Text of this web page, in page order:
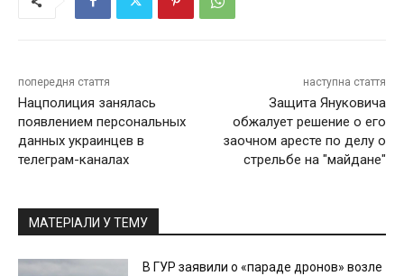
попередня стаття
Нацполиция занялась
появлением персональных
данных украинцев в
телеграм-каналах
наступна стаття
Защита Януковича
обжалует решение о его
заочном аресте по делу о
стрельбе на "майдане"
МАТЕРІАЛИ У ТЕМУ
В ГУР заявили о «параде дронов» возле